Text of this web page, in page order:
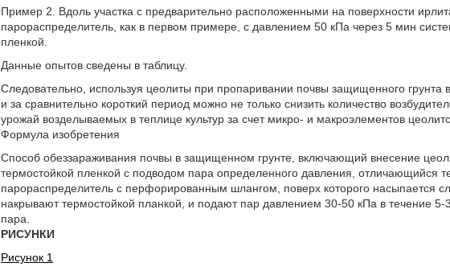
Пример 2. Вдоль участка с предварительно расположенными на поверхности
парораспределитель, как в первом примере, с давлением 50 кПа через 5 мин
пленкой.
Данные опытов сведены в таблицу.
Следовательно, используя цеолиты при пропаривании почвы защищенного грунта
и за сравнительно короткий период можно не только снизить количество
урожай возделываемых в теплице культур за счет микро- и макроэлементов
Формула изобретения
Способ обеззараживания почвы в защищенном грунте, включающий внесение
термостойкой пленкой с подводом пара определенного давления, отличающийся
парораспределитель с перфорированным шлангом, поверх которого насыпается
накрывают термостойкой планкой, и подают пар давлением 30-50 кПа в течение
пара.
РИСУНКИ
Рисунок 1